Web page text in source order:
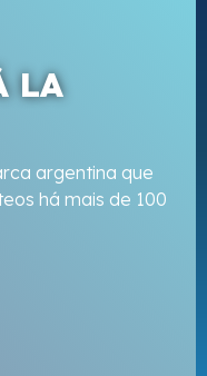
LA
argentina que
há mais de 100